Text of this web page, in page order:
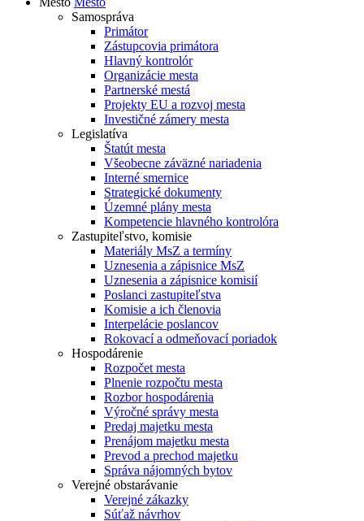
Samospráva
Primátor
Zástupcovia primátora
Hlavný kontrolór
Organizácie mesta
Partnerské mestá
Projekty EU a rozvoj mesta
Investičné zámery mesta
Legislatíva
Štatút mesta
Všeobecne záväzné nariadenia
Interné smernice
Strategické dokumenty
Územné plány mesta
Kompetencie hlavného kontrolóra
Zastupiteľstvo, komisie
Materiály MsZ a termíny
Uznesenia a zápisnice MsZ
Uznesenia a zápisnice komisií
Poslanci zastupiteľstva
Komisie a ich členovia
Interpelácie poslancov
Rokovací a odmeňovací poriadok
Hospodárenie
Rozpočet mesta
Plnenie rozpočtu mesta
Rozbor hospodárenia
Výročné správy mesta
Predaj majetku mesta
Prenájom majetku mesta
Prevod a prechod majetku
Správa nájomných bytov
Verejné obstarávanie
Verejné zákazky
Súťaž návrhov